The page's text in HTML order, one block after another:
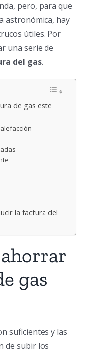
pero, para que
astronómica, hay
útiles. Por
una serie de
del gas.
de gas este
la factura del
gas
suficientes y las
de subir los